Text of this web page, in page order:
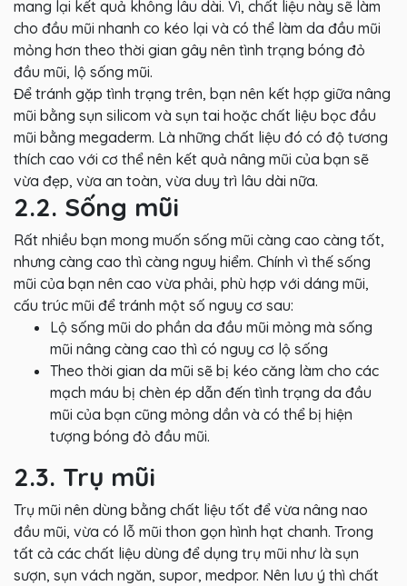
mang lại kết quả không lâu dài. Vì, chất liệu này sẽ làm
cho đầu mũi nhanh co kéo lại và có thể làm da đầu mũi
mỏng hơn theo thời gian gây nên tình trạng bóng đỏ
đầu mũi, lộ sống mũi.
Để tránh gặp tình trạng trên, bạn nên kết hợp giữa nâng
mũi bằng sụn silicom và sụn tai hoặc chất liệu bọc đầu
mũi bằng megaderm. Là những chất liệu đó có độ tương
thích cao với cơ thể nên kết quả nâng mũi của bạn sẽ
vừa đẹp, vừa an toàn, vừa duy trì lâu dài nữa.
2.2. Sống mũi
Rất nhiều bạn mong muốn sống mũi càng cao càng tốt,
nhưng càng cao thì càng nguy hiểm. Chính vì thế sống
mũi của bạn nên cao vừa phải, phù hợp với dáng mũi,
cấu trúc mũi để tránh một số nguy cơ sau:
Lộ sống mũi do phần da đầu mũi mỏng mà sống
mũi nâng càng cao thì có nguy cơ lộ sống
Theo thời gian da mũi sẽ bị kéo căng làm cho các
mạch máu bị chèn ép dẫn đến tình trạng da đầu
mũi của bạn cũng mỏng dần và có thể bị hiện
tượng bóng đỏ đầu mũi.
2.3. Trụ mũi
Trụ mũi nên dùng bằng chất liệu tốt để vừa nâng nao
đầu mũi, vừa có lỗ mũi thon gọn hình hạt chanh. Trong
tất cả các chất liệu dùng để dụng trụ mũi như là sụn
sượn, sụn vách ngăn, supor, medpor. Nên lưu ý thì chất